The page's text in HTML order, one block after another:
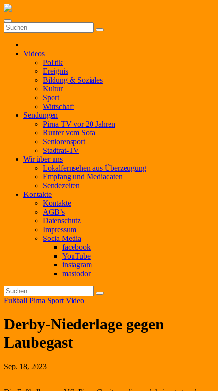
Zum
springen
Videos
Politik
Ereignis
Bildung & Soziales
Kultur
Sport
Wirtschaft
Sendungen
Pirna TV vor 20 Jahren
Runter vom Sofa
Seniorensport
Stadtrat-TV
Wir über uns
Lokalfernsehen aus Überzeugung
Empfang und Mediadaten
Sendezeiten
Kontakte
Kontakte
AGB’s
Datenschutz
Impressum
Socia Media
facebook
YouTube
instagram
mastodon
Fußball Pirna Sport Video
Derby-Niederlage gegen
Laubegast
Sep. 18, 2023